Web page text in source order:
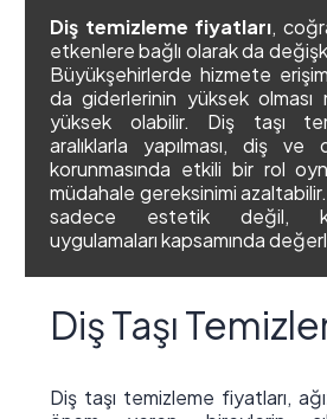
Diş temizleme fiyatları,
etkenlere bağlı olarak da
Büyükşehirlerde hizmete
da giderlerinin yüksek
yüksek olabilir. Diş taşı
aralıklarla yapılması, diş ve
korunmasında etkili bir rol
müdahale gereksinimi
sadece estetik değil,
uygulamaları kapsamında
Diş Taşı
Diş taşı temizleme fiyatları,